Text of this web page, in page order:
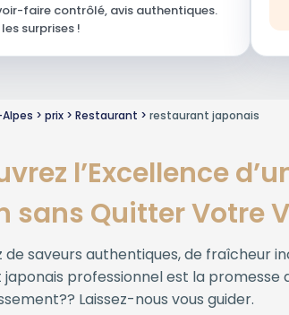
faire contrôlé, avis authentiques.
les surprises !
prix Restaurant restaurant japonais
l’Excellence
sans Quitter Votre
de saveurs authentiques, de fraîcheur
professionnel est la promesse
Laissez-nous vous guider.